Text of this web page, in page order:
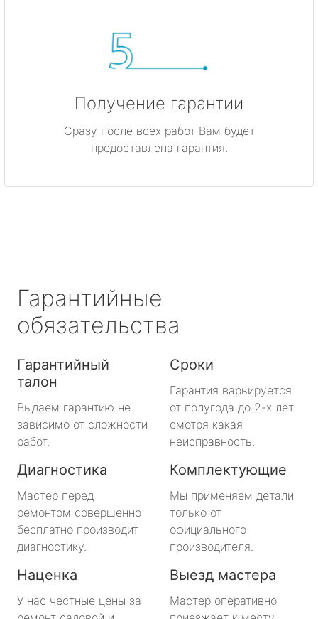
Получение гарантии
Сразу после всех работ Вам будет
предоставлена гарантия.
Гарантийные
обязательства
Гарантийный
талон
Выдаем гарантию не
зависимо от сложности
работ.
Сроки
Гарантия варьируется
от полугода до 2-х лет
смотря какая
неисправность.
Диагностика
Мастер перед
ремонтом совершенно
бесплатно производит
диагностику.
Комплектующие
Мы применяем детали
только от
официального
производителя.
Наценка
У нас честные цены за
Выезд мастера
Мастер оперативно